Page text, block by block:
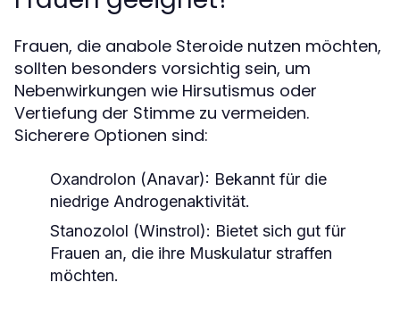
Frauen, die anabole Steroide nutzen möchten,
sollten besonders vorsichtig sein, um
Nebenwirkungen wie Hirsutismus oder
Vertiefung der Stimme zu vermeiden.
Sicherere Optionen sind:
Oxandrolon (Anavar): Bekannt für die
niedrige Androgenaktivität.
Stanozolol (Winstrol): Bietet sich gut für
Frauen an, die ihre Muskulatur straffen
möchten.